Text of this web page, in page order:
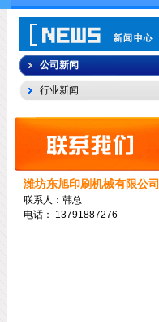
公司新闻
行业新闻
潍坊东旭印刷机械有限公司
联系人：韩总
电话： 13791887276